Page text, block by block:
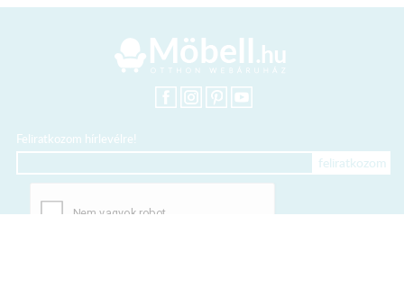
Feliratkozom hírlevélre!